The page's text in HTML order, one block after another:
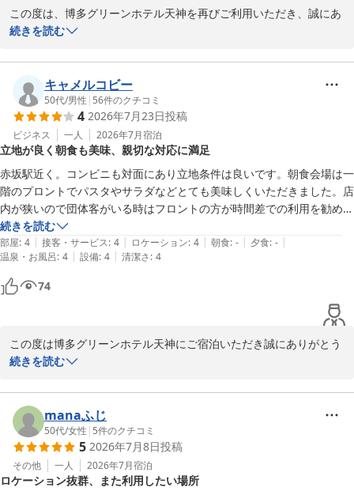
お客様にお会いできます日を心よりお待ち申し上げております。
フロント　七熊
2026-08-05
この度は、博多グリーンホテル天神を再びご利用いただき、誠にあ
りがとうございます。また、天神に数あるホテルの中で当ホテルに
最寄り駅からのアクセスにつきまして、エレベーターのある出口を
ご活用いただけたとのこと、安心いたしました。福岡空港から市営
地下鉄13分⇒赤坂駅下車後５番出口より徒歩１分の立地ではござい
ますが、大きな荷物をお持ちのお客様にとって少しでも快適なご案
内ができておりましたら幸いです。
連泊時の清掃不要の際のお水の受け渡しに関しましては、ご不便を
お掛けし申し訳ございませんでした。遅ればせながらお詫び申し上
げます。
当ホテルでは衛生面を考慮し、お水の受け渡しはフロントで行って
おります。気温も高まる季節でございますので、何卒ご理解頂けま
すと幸いです。
お水の提供方法につきましては、今後のサービス向上のため社内で
また福岡へお越しの際には、ぜひ当ホテルをご利用いただけますと
幸いでございます。　　お客様のまたのご来館を心よりお待ち申し
フロント　濱地
博多グリーンホテル天神
2026-07-29
続きを読む
キャメルコビー
50代/男性 | 56件のクチコミ
4 2026年7月23日投稿
ビジネス 一人 2026年7月宿泊
立地が良く朝食も美味、親切な対応に満足
赤坂駅近く。コンビニも対面にあり立地条件は良いです。朝食会場は一
階のプロントでパスタやサラダなどとても美味しくいただきました。店
内が狭いので団体客がいる時はフロントの方が時間差での利用を勧めて
くれてとても親切でした。部屋内も清潔で必要十分の広さでした。また
博多出張の際は利用したいと思います。
続きを読む
部屋: 4 | 接客・サービス: 4 | ロケーション: 4 | 朝食: - | 夕食: - |
温泉・お風呂: 4 | 設備: 4 | 清潔さ: 4
74
この度は博多グリーンホテル天神にご宿泊いただき誠にありがとう
ございます。
て御礼申し上げます。
赤坂駅からのアクセスや、目の前のコンビニなど立地面にご満足い
ただけたとのこと、大変嬉しく拝読いたしました。また、朝食につ
きましても、お料理を美味しくお召し上がりいただけたようで何よ
りでございます。
続きを読む
manaふじ
50代/女性 | 5件のクチコミ
5 2026年7月8日投稿
その他 一人 2026年7月宿泊
ロケーション抜群、また利用したい場所